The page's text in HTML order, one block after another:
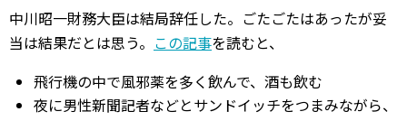
中川昭一財務大臣は結局辞任した。ごたごたはあったが妥
当は結果だとは思う。 この記事を読むと、
飛行機の中で風邪薬を多く飲んで、酒も飲む
夜に男性新聞記者などとサンドイッチをつまみながら、